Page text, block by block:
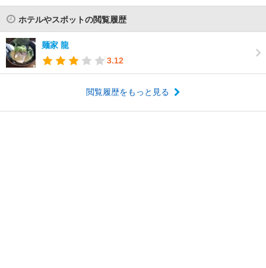
ホテルやスポットの閲覧履歴
麺家 龍
3.12
閲覧履歴をもっと見る